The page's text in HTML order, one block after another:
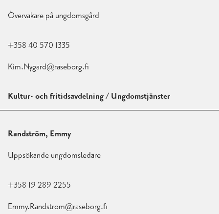
Övervakare på ungdomsgård
+358 40 570 1335
Kim.Nygard@raseborg.fi
Kultur- och fritidsavdelning / Ungdomstjänster
Randström, Emmy
Uppsökande ungdomsledare
+358 19 289 2255
Emmy.Randstrom@raseborg.fi